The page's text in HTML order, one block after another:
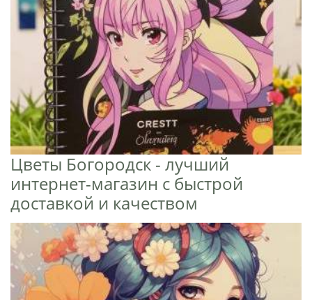
Цветы Богородск - лучший
интернет-магазин с быстрой
доставкой и качеством